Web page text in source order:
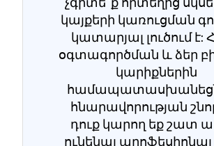
կայքերի կառուցման
կատարյալ լուծում է:
օգտագործման և ձեր
կարիքներին
հնարավորության
դուք կարող եք շատ
ունենալ պրոֆեսիոնալ